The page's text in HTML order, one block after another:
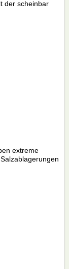
der scheinbar
extreme